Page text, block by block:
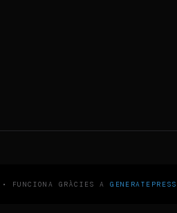
• FUNCIONA GRÀCIES AGENERATEPRESS